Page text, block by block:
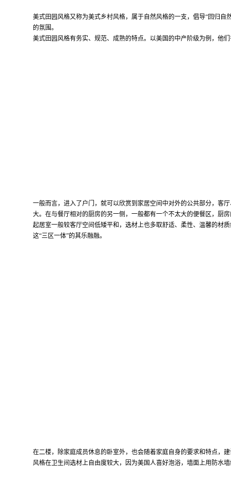
美式田园风格又称为美式乡村风格，属于自然风格的一支，倡导“回归自
的氛围。
美式田园风格有务实、规范、成熟的特点。以美国的中产阶级为例，他
一般而言，进入了户门，就可以欣赏到家居空间中对外的公共部分，客
大。在与餐厅相对的厨房的另一侧，一般都有一个不太大的便餐区，厨
起居室一般较客厅空间低矮平和，选材上也多取舒适、柔性、温馨的材
这“三区一体”的其乐融融。
在二楼，除家庭成员休息的卧室外，也会随着家庭自身的要求和特点，
风格在卫生间选材上自由度较大，因为美国人喜好泡浴，墙面上用防水墙